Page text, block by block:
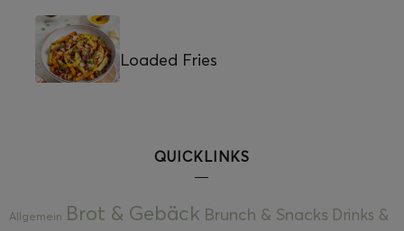
Loaded Fries
QUICKLINKS
Allgemein Brot & Gebäck Brunch & Snacks Drinks &